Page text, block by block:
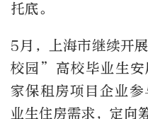
托底。
5月，上海市继续开
校园”高校毕业生安
家保租房项目企业
业生住房需求，定向